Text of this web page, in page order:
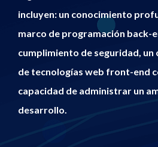
incluyen: un conocimiento
marco de programación back-
cumplimiento de seguridad,
de tecnologías web front-end
capacidad de administrar un
desarrollo.